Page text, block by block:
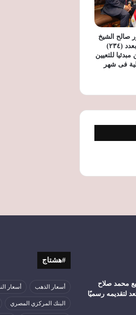
صالح الشيخ
نتيجة المسابقة الخاصة بعدد (٢٣٤)
للتعيين
فى شهر
محمد صلاح
لتقديمه رسميًا
#هشتاج
أسعار الذهب أسعار
البنك المركزي المصري